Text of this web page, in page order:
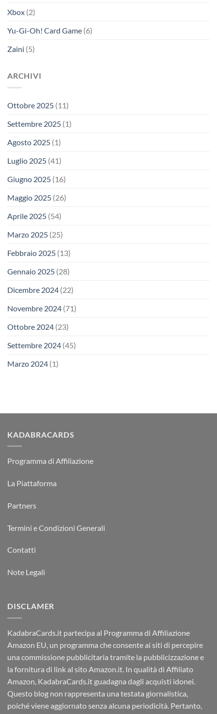
Xbox (2)
Yu-Gi-Oh! Card Game (6)
Zaini (5)
ARCHIVI
Ottobre 2025 (11)
Settembre 2025 (1)
Agosto 2025 (1)
Luglio 2025 (41)
Giugno 2025 (16)
Maggio 2025 (26)
Aprile 2025 (54)
Marzo 2025 (25)
Febbraio 2025 (13)
Gennaio 2025 (28)
Dicembre 2024 (22)
Novembre 2024 (71)
Ottobre 2024 (23)
Settembre 2024 (45)
Marzo 2024 (1)
KADABRACARDS
Programma di Affiliazione
La Piattaforma
Partners
Termini e Condizioni Generali
Contatti
Note Legali
DISCLAMER
KadabraCards.it partecipa al Programma di Affiliazione
Amazon EU, un programma che consente ai siti di percepire
una commissione pubblicitaria tramite la pubblicizzazione e
la fornitura di link al sito Amazon.it. In qualità di Affiliato
Amazon, KadabraCards.it guadagna dagli acquisti idonei.
Questo blog non rappresenta una testata giornalistica,
poiché viene aggiornato senza alcuna periodicità. Pertanto,